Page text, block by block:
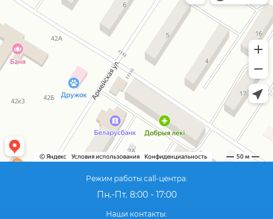
Режим работы call-центра:
Пн.-Пт. 8:00 - 17:00
Наши контакты: